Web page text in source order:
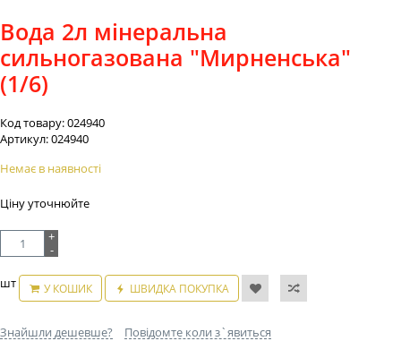
Вода 2л мінеральна
сильногазована "Мирненська"
(1/6)
Код товару:024940
Артикул:024940
Немає в наявності
Ціну уточнюйте
+
-
шт У КОШИК ШВИДКА ПОКУПКА
Знайшли дешевше? Повідомте коли з`явиться